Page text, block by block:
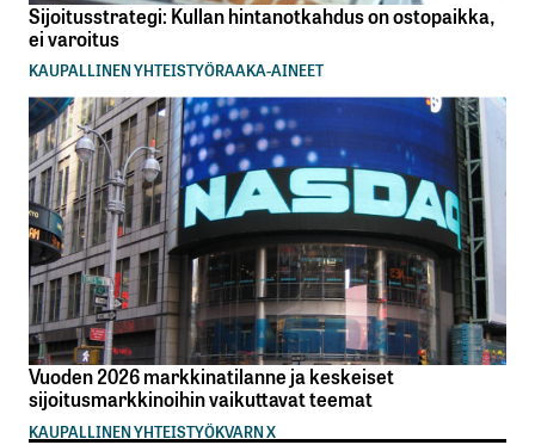
Sijoitusstrategi: Kullan hintanotkahdus on ostopaikka,
ei varoitus
KAUPALLINEN YHTEISTYÖRAAKA-AINEET
Vuoden 2026 markkinatilanne ja keskeiset
sijoitusmarkkinoihin vaikuttavat teemat
KAUPALLINEN YHTEISTYÖKVARN X